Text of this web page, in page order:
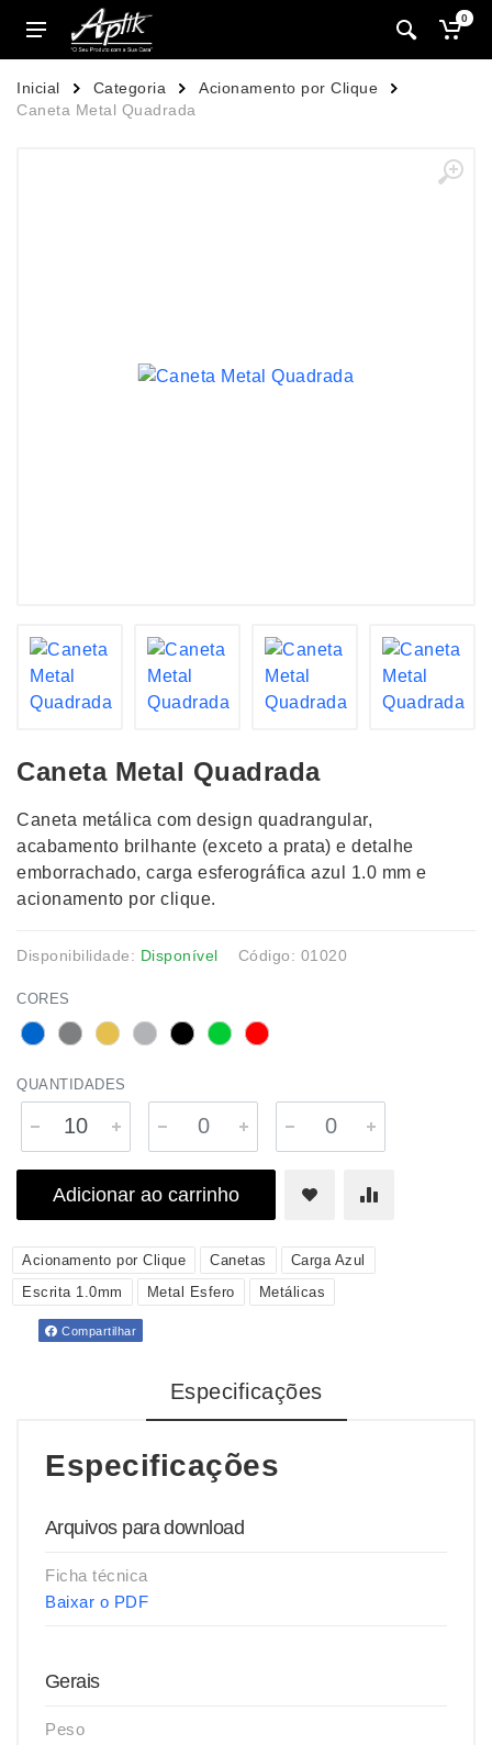
0
Inicial Categoria
Acionamento por Clique
Caneta Metal Quadrada
Caneta Metal Quadrada
Caneta metálica com design quadrangular,
acabamento brilhante (exceto a prata) e detalhe
emborrachado, carga esferográfica azul 1.0 mm e
acionamento por clique.
Disponibilidade: Disponível Código: 01020
CORES
QUANTIDADES
Adicionar ao carrinho
Acionamento por Clique Canetas
Carga Azul
Escrita 1.0mm
Metal Esfero Metálicas
Compartilhar
Especificações
Especificações
Arquivos para download
Ficha técnica
Baixar o PDF
Gerais
Peso